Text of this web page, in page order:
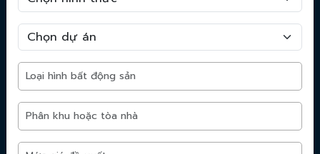
Dự án nổi bật
Imperia Sky Park
Vinhomes Olympic Hà Nội
Dự án khu nhà ở Vinhomes